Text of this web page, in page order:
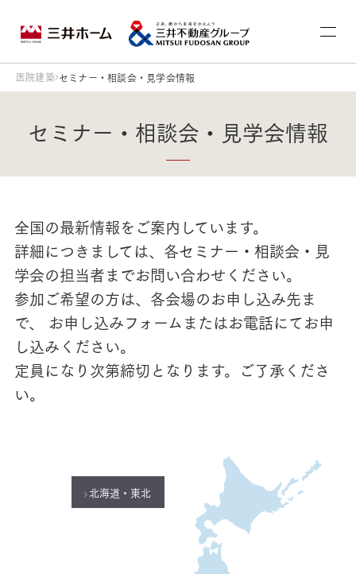
医院建築 セミナー・相談会・見学会情報
セミナー・相談会・見学会情報
全国の最新情報をご案内しています。
詳細につきましては、各セミナー・相談会・見
学会の担当者までお問い合わせください。
参加ご希望の方は、各会場のお申し込み先ま
で、 お申し込みフォームまたはお電話にてお申
し込みください。
定員になり次第締切となります。ご了承くださ
い。
北海道・東北